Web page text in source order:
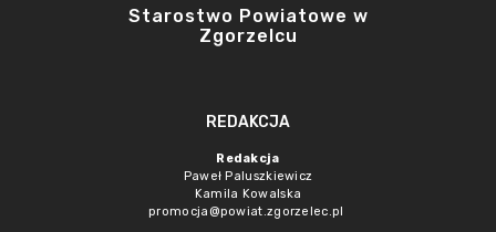
Starostwo Powiatowe w
Zgorzelcu
REDAKCJA
Redakcja
Paweł Paluszkiewicz
Kamila Kowalska
promocja@powiat.zgorzelec.pl